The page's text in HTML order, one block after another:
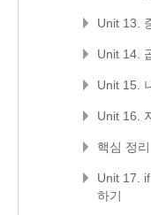
Unit 13.
Unit 14.
Unit 15.
Unit 16.
핵심 정리
Unit 17.
하기